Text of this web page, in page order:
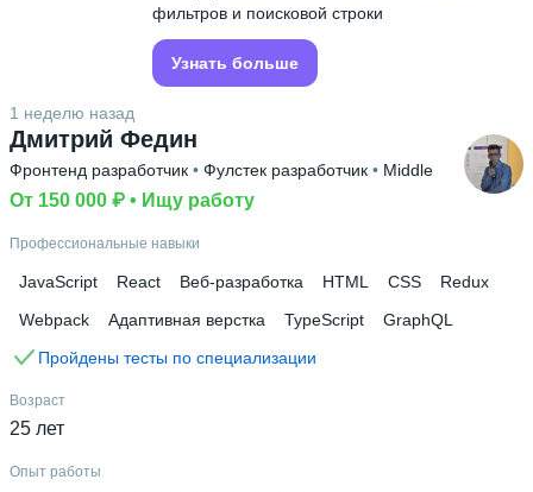
фильтров и поисковой строки
Узнать больше
Дмитрий Федин
1 неделю назад
Фронтенд разработчик • Фулстек разработчик • Middle
От 150 000 ₽ • Ищу работу
Профессиональные навыки
JavaScript React Веб-разработка HTML CSS
Redux
Webpack
Адаптивная верстка TypeScript
GraphQL
Пройдены тесты по специализации
Возраст
25 лет
Опыт работы